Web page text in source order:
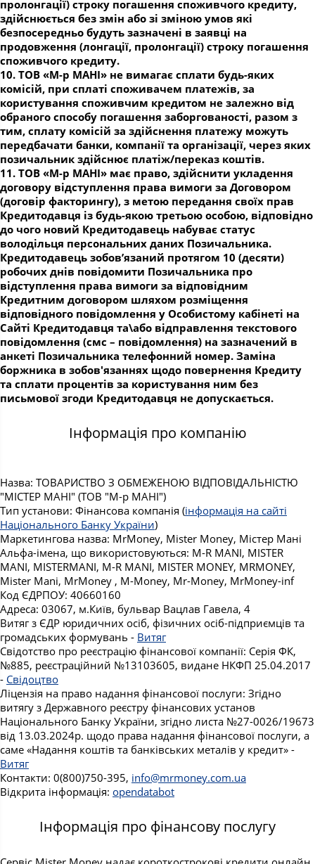
пролонгації) строку погашення споживчого кредиту,
здійснюється без змін або зі зміною умов які
безпосередньо будуть зазначені в заявці на
продовження (лонгації, пролонгації) строку погашення
споживчого кредиту.
10. ТОВ «М-р МАНІ» не вимагає сплати будь-яких
комісій, при сплаті споживачем платежів, за
користування споживчим кредитом не залежно від
обраного способу погашення заборгованості, разом з
тим, сплату комісій за здійснення платежу можуть
передбачати банки, компанії та організації, через яких
позичальник здійснює платіж/переказ коштів.
11. ТОВ «М-р МАНІ» має право, здійснити укладення
договору відступлення права вимоги за Договором
(договір факторингу), з метою передання своїх прав
Кредитодавця із будь-якою третьою особою, відповідно
до чого новий Кредитодавець набуває статус
володільця персональних даних Позичальника.
Кредитодавець зобов’язаний протягом 10 (десяти)
робочих днів повідомити Позичальника про
відступлення права вимоги за відповідним
Кредитним договором шляхом розміщення
відповідного повідомлення у Особистому кабінеті на
Сайті Кредитодавця та\або відправлення текстового
повідомлення (смс – повідомлення) на зазначений в
анкеті Позичальника телефонний номер. Заміна
боржника в зобов'язаннях щодо повернення Кредиту
та сплати процентів за користування ним без
письмової згоди Кредитодавця не допускається.
Інформація про компанію
Назва: ТОВАРИСТВО З ОБМЕЖЕНОЮ ВІДПОВІДАЛЬНІСТЮ
"МІСТЕР МАНІ" (ТОВ "М-р МАНІ")
Тип установи: Фінансова компанія (інформація на сайті
Національного Банку України)
Маркетингова назва: MrMoney, Mister Money, Містер Мані
Альфа-імена, що використовуються: M-R MANI, MISTER
MANI, MISTERMANI, M-R MANI, MISTER MONEY, MRMONEY,
Mister Mani, MrMoney , M-Money, Mr-Money, MrMoney-inf
Код ЄДРПОУ: 40660160
Адреса: 03067, м.Київ, бульвар Вацлав Гавела, 4
Витяг з ЄДР юридичних осіб, фізичних осіб-підприємців та
громадських формувань - Витяг
Свідотство про реєстрацію фінансової компанії: Серія ФК,
№885, реєстраційний №13103605, видане НКФП 25.04.2017
- Свідоцтво
Ліцензія на право надання фінансової послуги: Згідно
витягу з Державного реєстру фінансових установ
Національного Банку України, згідно листа №27-0026/19673
від 13.03.2024р. щодо права надання фінансової послуги, а
саме «Надання коштів та банківських металів у кредит» -
Витяг
Контакти: 0(800)750-395, info@mrmoney.com.ua
Відкрита інформація: opendatabot
Інформація про фінансову послугу